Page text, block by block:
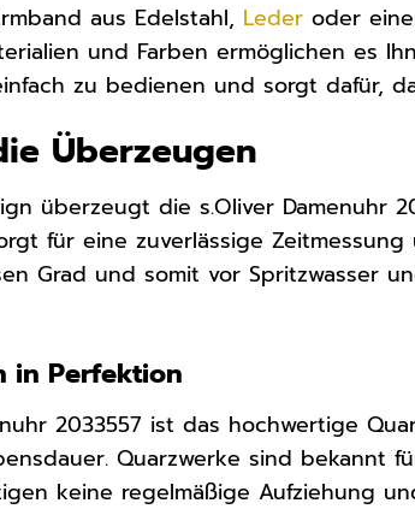
aus Edelstahl, Leder oder
und Farben ermöglichen es
zu bedienen und sorgt dafür,
Überzeugen
überzeugt die s.Oliver Damenuhr
für eine zuverlässige
Grad und somit vor Spritzwasser
in Perfektion
2033557 ist das hochwertige
Quarzwerke sind bekannt
keine regelmäßige Aufziehung